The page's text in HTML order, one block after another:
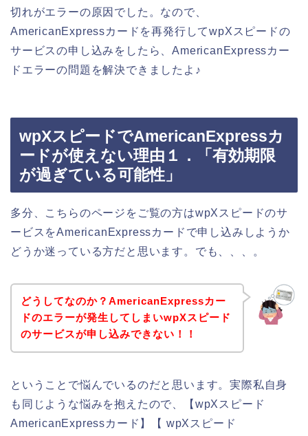
切れがエラーの原因でした。なので、
AmericanExpressカードを再発行してwpXスピードの
サービスの申し込みをしたら、AmericanExpressカー
ドエラーの問題を解決できましたよ♪
wpXスピードでAmericanExpressカ
ードが使えない理由１．「有効期限
が過ぎている可能性」
多分、こちらのページをご覧の方はwpXスピードのサ
ービスをAmericanExpressカードで申し込みしようか
どうか迷っている方だと思います。でも、、、。
どうしてなのか？AmericanExpressカー
ドのエラーが発生してしまいwpXスピード
のサービスが申し込みできない！！
ということで悩んでいるのだと思います。実際私自身
も同じような悩みを抱えたので、【wpXスピード
AmericanExpressカード】【 wpXスピード